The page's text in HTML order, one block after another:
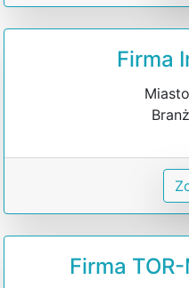
Firma
Firma